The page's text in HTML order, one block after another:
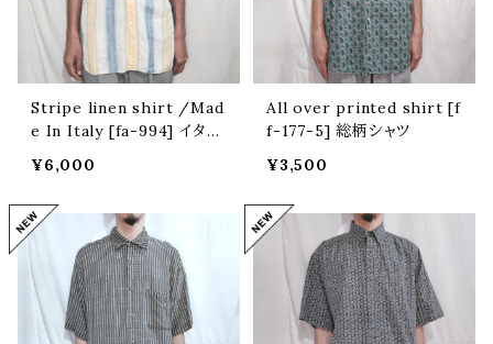
Stripe linen shirt /Mad
e In Italy [fa-994] イタリ
¥6,000
All over printed shirt [f
f-177-5] 総柄シャツ
¥3,500